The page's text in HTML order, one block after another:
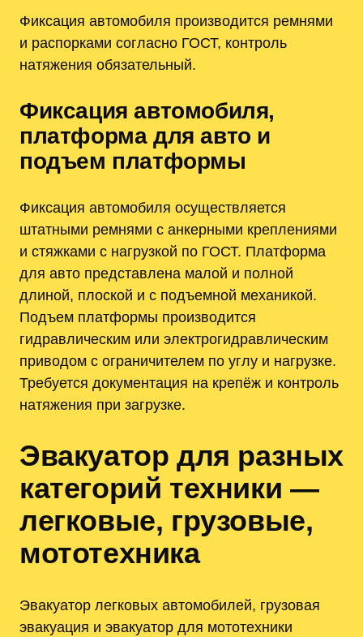
Фиксация автомобиля производится ремнями
и распорками согласно ГОСТ, контроль
натяжения обязательный.
Фиксация автомобиля,
платформа для авто и
подъем платформы
Фиксация автомобиля осуществляется
штатными ремнями с анкерными креплениями
и стяжками с нагрузкой по ГОСТ. Платформа
для авто представлена малой и полной
длиной, плоской и с подъемной механикой.
Подъем платформы производится
гидравлическим или электрогидравлическим
приводом с ограничителем по углу и нагрузке.
Требуется документация на крепёж и контроль
натяжения при загрузке.
Эвакуатор для разных
категорий техники —
легковые, грузовые,
мототехника
Эвакуатор легковых автомобилей, грузовая
эвакуация и эвакуатор для мототехники